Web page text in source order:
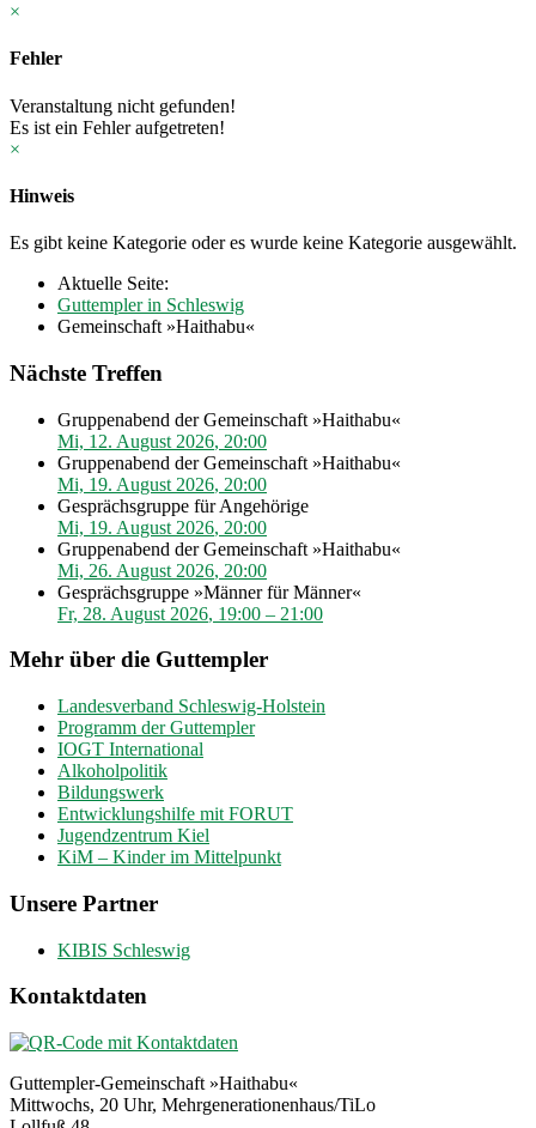
×
Fehler
Veranstaltung nicht gefunden!
Es ist ein Fehler aufgetreten!
×
Hinweis
Es gibt keine Kategorie oder es wurde keine Kategorie ausgewählt.
Aktuelle Seite:
Guttempler in Schleswig
Gemeinschaft »Haithabu«
Nächste Treffen
Gruppenabend der Gemeinschaft »Haithabu«
Mi, 12. August 2026, 20:00
Gruppenabend der Gemeinschaft »Haithabu«
Mi, 19. August 2026, 20:00
Gesprächsgruppe für Angehörige
Mi, 19. August 2026, 20:00
Gruppenabend der Gemeinschaft »Haithabu«
Mi, 26. August 2026, 20:00
Gesprächsgruppe »Männer für Männer«
Fr, 28. August 2026, 19:00 – 21:00
Mehr über die Guttempler
Landesverband Schleswig-Holstein
Programm der Guttempler
IOGT International
Alkoholpolitik
Bildungswerk
Entwicklungshilfe mit FORUT
Jugendzentrum Kiel
KiM – Kinder im Mittelpunkt
Unsere Partner
KIBIS Schleswig
Kontaktdaten
Guttempler-Gemeinschaft »Haithabu«
Mittwochs, 20 Uhr, Mehrgenerationenhaus/TiLo